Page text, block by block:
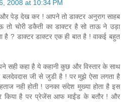
2008 at 10:34 PM
पेड़ देख कर ! आपने तो डाक्टर अनुराग साहब
तो चोरी डकैती का डाक्टर है सो ताऊ ने उड़ा
है ? डाक्टर डाक्टर एक ही बात है ! वाकई बहुत
सही कहा है ये कहानी कुछ और विस्तार के साथ
बलदेवदास जी से जुडी है ! पर मुझे ऐसा लगता है
नही होती ! उनका संदेश मुख्या होता है इस
किया है पर प्रेजेंस आफ माईंड के बतौर ! और